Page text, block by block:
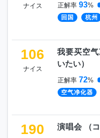
ナイス 正解率 93%
回国 杭州
106
ナイス
我要买空
いたい）
正解率 72%
空气净化器
190 演唱会 （